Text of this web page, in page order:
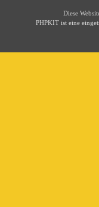
Diese
PHPKIT ist eine